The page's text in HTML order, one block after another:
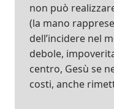
non può
(la mano
dell’incidere nel
debole,
centro, Gesù se
costi, anche